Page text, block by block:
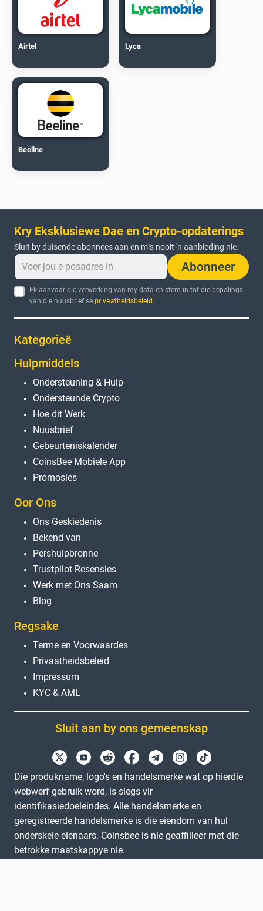
Airtel Lyca
Beeline
Kry Eksklusiewe Dae en Crypto-opdaterings
Sluit by duisende abonnees aan en mis nooit 'n aanbieding nie.
Abonneer
Ek aanvaar die verwerking van my data en stem in tot die bepalings
van die nuusbrief seprivaatheidsbeleid.
Kategorieë
Hulpmiddels
Ondersteuning & Hulp
Ondersteunde Crypto
Hoe dit Werk
Nuusbrief
Gebeurteniskalender
CoinsBee Mobiele App
Promosies
Oor Ons
Ons Geskiedenis
Bekend van
Pershulpbronne
Trustpilot Resensies
Werk met Ons Saam
Blog
Regsake
Terme en Voorwaardes
Privaatheidsbeleid
Impressum
KYC & AML
Sluit aan by ons gemeenskap
Die produkname, logo's en handelsmerke wat op hierdie
webwerf gebruik word, is slegs vir
identifikasiedoeleindes. Alle handelsmerke en
geregistreerde handelsmerke is die eiendom van hul
onderskeie eienaars. Coinsbee is nie geaffilieer met die
betrokke maatskappye nie.